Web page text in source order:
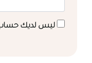
ليس لديك